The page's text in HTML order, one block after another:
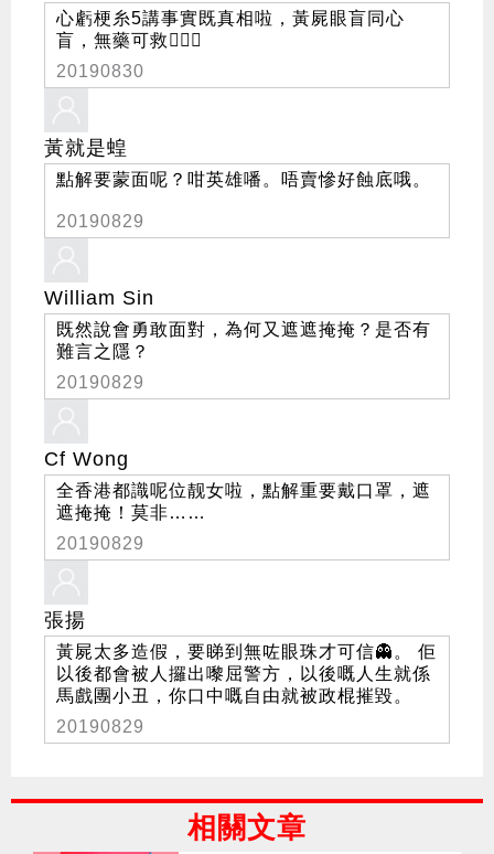
心虧梗糸5講事實既真相啦，黃屍眼盲同心
盲，無藥可救🤦🏾‍♀️
20190830
黃就是蝗
點解要蒙面呢？咁英雄噃。唔賣慘好蝕底哦。
20190829
William Sin
既然說會勇敢面對，為何又遮遮掩掩？是否有
難言之隱？
20190829
Cf Wong
全香港都識呢位靓女啦，點解重要戴口罩，遮
遮掩掩！莫非……
20190829
張揚
黃屍太多造假，要睇到無咗眼珠才可信👻。 佢
以後都會被人攞出嚟屈警方，以後嘅人生就係
馬戲團小丑，你口中嘅自由就被政棍摧毀。
20190829
相關文章